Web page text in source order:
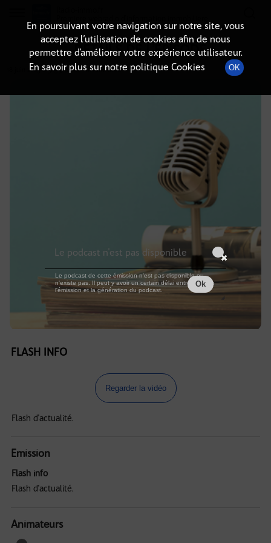
DÉTAILS DE L'ÉPISODE
18 juin 2025 à 3h59, durée : Invalid date
FLASH INFO
Regarder la vidéo
Flash d'actualité.
Emission
Flash info
Flash d'actualité.
Animateurs
En poursuivant votre navigation sur notre site, vous
acceptez l’utilisation de cookies afin de nous
permettre d’améliorer votre expérience utilisateur.
En savoir plus sur notre politique Cookies
OK
Le podcast n'est pas disponible
Le podcast de cette émission n'est pas disponible ou
n'existe pas. Il peut y avoir un certain délai entre la fin de
l'émission et la génération du podcast.
Ok